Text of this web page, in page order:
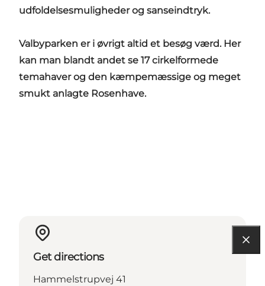
udfoldelsesmuligheder og sanseindtryk.
Valbyparken er i øvrigt altid et besøg værd. Her
kan man blandt andet se 17 cirkelformede
temahaver og den kæmpemæssige og meget
smukt anlagte Rosenhave.
Get directions
Hammelstrupvej 41